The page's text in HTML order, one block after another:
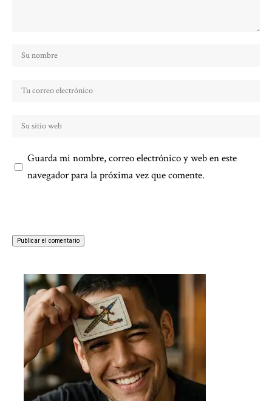
Guarda mi nombre, correo electrónico y web en este
navegador para la próxima vez que comente.